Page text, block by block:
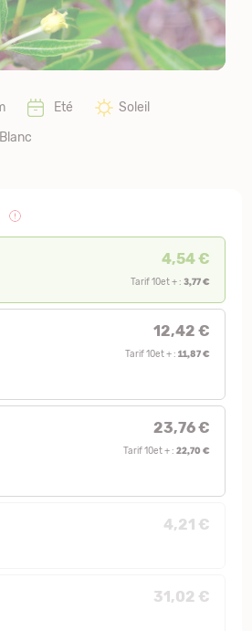
Eté
Soleil
Blanc
4,54 €
Tarif 10et + :3,77 €
12,42 €
Tarif 10et + :11,87 €
23,76 €
Tarif 10et + :22,70 €
4,21 €
31,02 €